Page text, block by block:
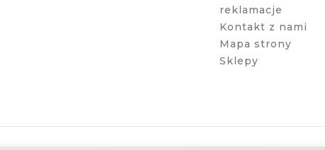
reklamacje
Kontakt z nami
Mapa strony
Sklepy